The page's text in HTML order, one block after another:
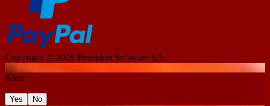
Copyright © 2026 Poseidon Software SA
Alert
Yes No